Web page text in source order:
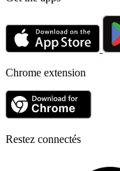
Chrome extension
Restez connectés